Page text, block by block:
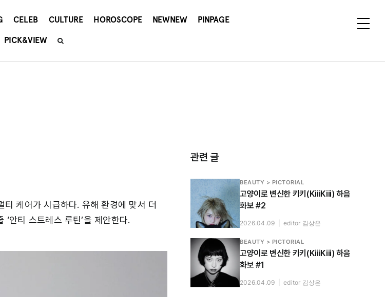
CELEB CULTURE HOROSCOPE NEWNEW PINPAGE
PICK&VIEW
케어가 시급하다. 유해 환경에 맞서 더
안티 스트레스 루틴’을 제안한다.
관련 글
BEAUTY > PICTORIAL
고양이로 변신한 키키(KiiiKiii) 하음
화보 #2
2026.04.09 editor 김상은
BEAUTY > PICTORIAL
고양이로 변신한 키키(KiiiKiii) 하음
화보 #1
2026.04.09 editor 김상은